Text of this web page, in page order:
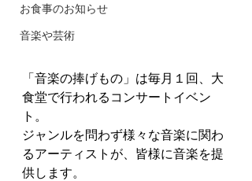
お食事のお知らせ
音楽や芸術
「音楽の捧げもの」は毎月１回、大
食堂で行われるコンサートイベン
ト。
ジャンルを問わず様々な音楽に関わ
るアーティストが、皆様に音楽を提
供します。